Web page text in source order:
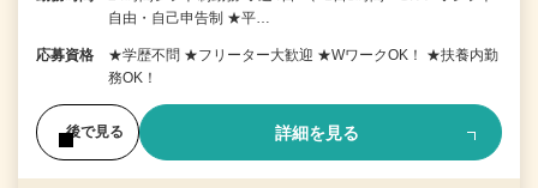
自由・自己申告制 ★平…
応募資格
★学歴不問 ★フリーター大歓迎 ★WワークOK！ ★扶養内勤
務OK！
後で見る 詳細を見る